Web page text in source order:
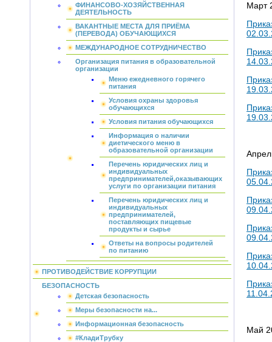
ФИНАНСОВО-ХОЗЯЙСТВЕННАЯ
ДЕЯТЕЛЬНОСТЬ
ВАКАНТНЫЕ МЕСТА ДЛЯ ПРИЁМА
(ПЕРЕВОДА) ОБУЧАЮЩИХСЯ
МЕЖДУНАРОДНОЕ СОТРУДНИЧЕСТВО
Организация питания в образовательной
организации
Меню ежедневного горячего
питания
Условия охраны здоровья
обучающихся
Условия питания обучающихся
Информация о наличии
диетического меню в
образовательной организации
Перечень юридических лиц и
индивидуальных
предпринимателей,оказывающих
услуги по организации питания
Перечень юридических лиц и
индивидуальных
предпринимателей,
поставляющих пищевые
продукты и сырье
Ответы на вопросы родителей
по питанию
ПРОТИВОДЕЙСТВИЕ КОРРУПЦИИ
БЕЗОПАСНОСТЬ
Детская безопасность
Меры безопасности на...
Информационная безопасность
#КладиТрубку
Март
Май